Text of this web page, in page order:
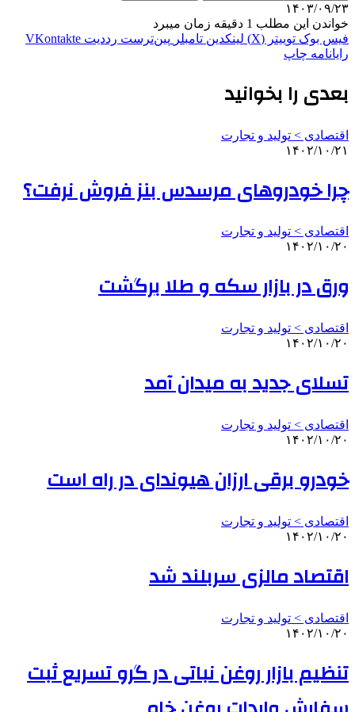
۱۴۰۳/۰۹/۲۳
خواندن این مطلب 1 دقیقه زمان میبرد
فیس بوک توییتر (X) لینکدین ‫تامبلر ‫پین‌ترست ‫رددیت ‫VKontakte
رایانامه چاپ
بعدی را بخوانید
اقتصادی > تولید و تجارت
۱۴۰۲/۱۰/۲۱
چرا خودروهای مرسدس بنز فروش نرفت؟
اقتصادی > تولید و تجارت
۱۴۰۲/۱۰/۲۰
ورق در بازار سکه و طلا برگشت
اقتصادی > تولید و تجارت
۱۴۰۲/۱۰/۲۰
تسلای جدید به میدان آمد
اقتصادی > تولید و تجارت
۱۴۰۲/۱۰/۲۰
خودرو برقی ارزان هیوندای در راه است
اقتصادی > تولید و تجارت
۱۴۰۲/۱۰/۲۰
اقتصاد مالزی سربلند شد
اقتصادی > تولید و تجارت
۱۴۰۲/۱۰/۲۰
تنظیم بازار روغن نباتی در گرو تسریع ثبت